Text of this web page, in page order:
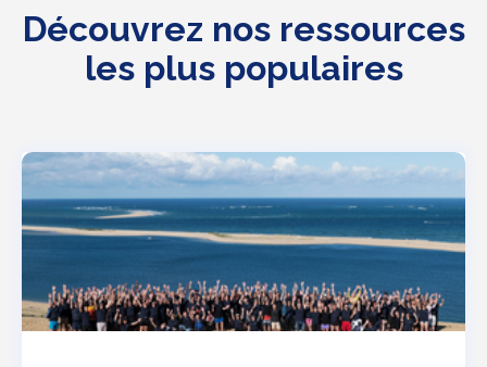
Découvrez nos ressources
les plus populaires